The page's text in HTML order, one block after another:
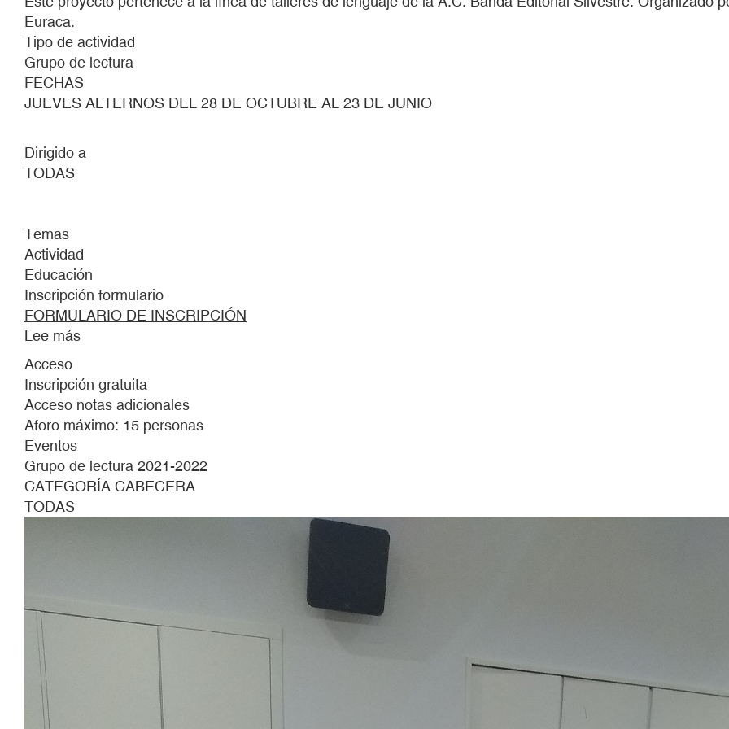
Euraca.
Tipo de actividad
Grupo de lectura
FECHAS
JUEVES ALTERNOS DEL 28 DE OCTUBRE AL 23 DE JUNIO
Dirigido a
TODAS
Temas
Actividad
Educación
Inscripción formulario
FORMULARIO DE INSCRIPCIÓN
Lee más
vas
venir
vernos?
Grupo
lectura
Acceso
Inscripción gratuita
Acceso notas adicionales
Aforo máximo: 15 personas
Eventos
Grupo de lectura 2021-2022
CATEGORÍA CABECERA
TODAS